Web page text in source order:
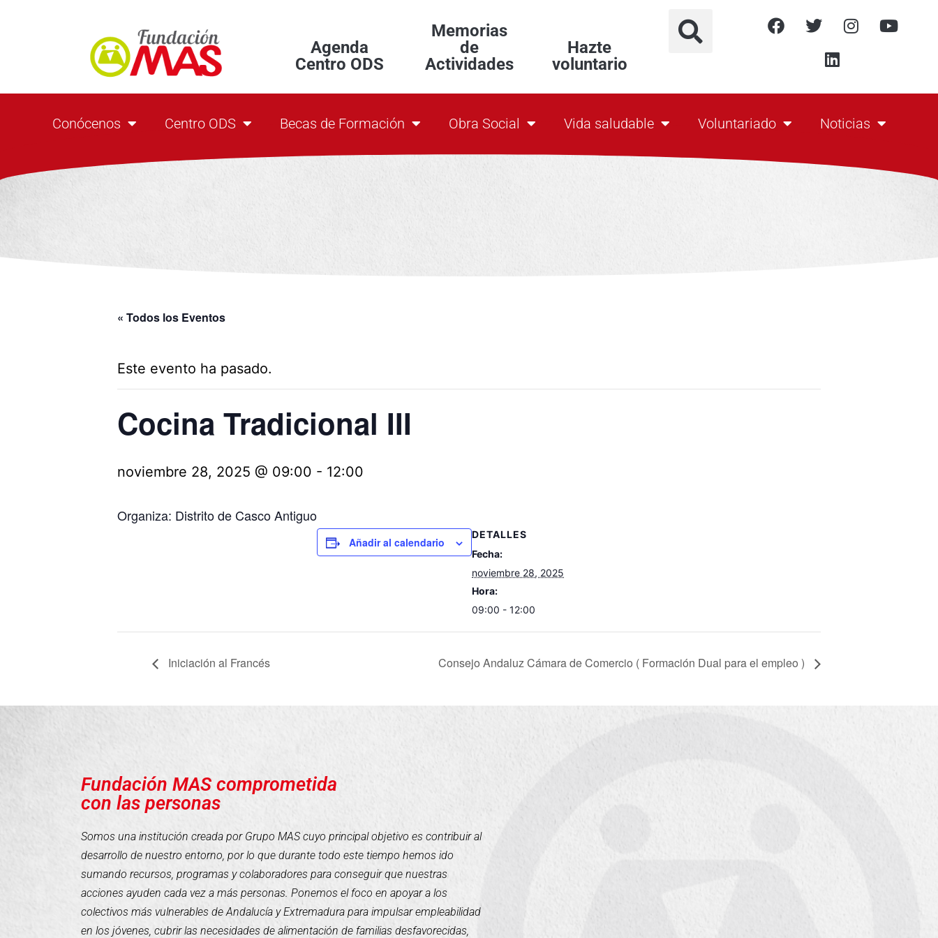
Agenda
Centro ODS
Memorias
de
Actividades
Hazte
voluntario
Conócenos Centro ODS Becas de Formación Obra Social Vida saludable Voluntariado Noticias
« Todos los Eventos
Este evento ha pasado.
Cocina Tradicional III
noviembre 28, 2025 @ 09:00 - 12:00
Organiza: Distrito de Casco Antiguo
Añadir al calendario
DETALLES
Fecha:
noviembre 28, 2025
Hora:
09:00 - 12:00
Iniciación al Francés Consejo Andaluz Cámara de Comercio ( Formación Dual para el empleo )
Fundación MAS comprometida
con las personas
Somos una institución creada por Grupo MAS cuyo principal objetivo es contribuir al
desarrollo de nuestro entorno, por lo que durante todo este tiempo hemos ido
sumando recursos, programas y colaboradores para conseguir que nuestras
acciones ayuden cada vez a más personas. Ponemos el foco en apoyar a los
colectivos más vulnerables de Andalucía y Extremadura para impulsar empleabilidad
en los jóvenes, cubrir las necesidades de alimentación de familias desfavorecidas,